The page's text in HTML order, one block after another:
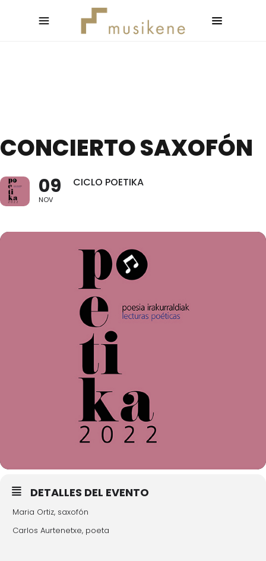
CONCIERTO SAXOFÓN
09
NOV
CICLO POETIKA
DETALLES DEL EVENTO
Maria Ortiz, saxofón
Carlos Aurtenetxe, poeta